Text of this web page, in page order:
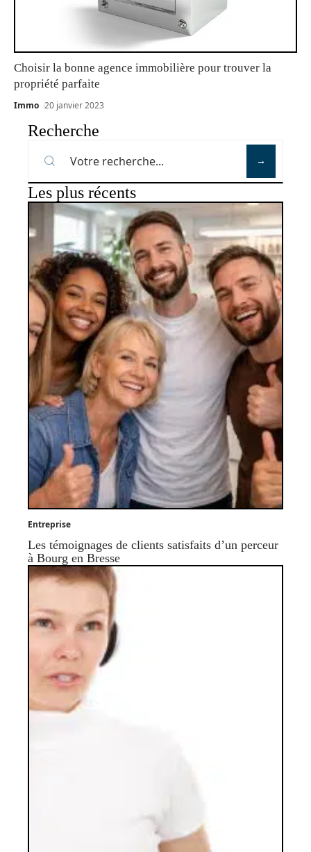
Choisir la bonne agence immobilière pour trouver la
propriété parfaite
Immo 20 janvier 2023
Recherche
Les plus récents
Entreprise
Les témoignages de clients satisfaits d’un perceur
à Bourg en Bresse